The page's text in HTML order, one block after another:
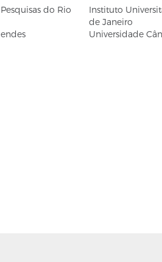
do Rio
Instituto
de Janeiro
Universidade